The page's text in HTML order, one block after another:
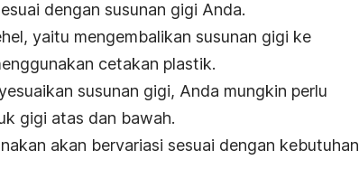
dengan susunan gigi Anda.
yaitu mengembalikan susunan gigi ke
cetakan plastik.
susunan gigi, Anda mungkin perlu
gigi atas dan bawah.
akan bervariasi sesuai dengan kebutuhan